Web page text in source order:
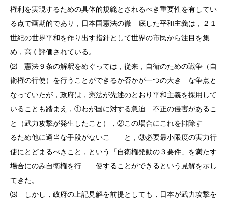
権利を実現するための具体的規範とされるべき重要性を有してい
る点で画期的であり，日本国憲法の徹 底した平和主義は，２１
世紀の世界平和を作り出す指針として世界の市民から注目を集
め，高く評価されている。
⑵ 憲法９条の解釈をめぐっては，従来，自衛のための戦争（自
衛権の行使）を行うことができるか否かが一つの大き な争点と
なっていたが，政府は，憲法が先述のとおり平和主義を採用して
いることも踏まえ，①わが国に対する急迫 不正の侵害があるこ
と（武力攻撃が発生したこと），②この場合にこれを排除す
るため他に適当な手段がないこ と，③必要最小限度の実力行
使にとどまるべきこと，という「自衛権発動の３要件」を満たす
場合にのみ自衛権を行 使することができるという見解を示し
てきた。
⑶ しかし，政府の上記見解を前提としても，日本が武力攻撃を